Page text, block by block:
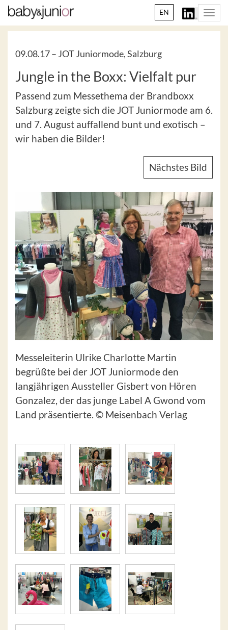
EN
09.08.17 – JOT Juniormode, Salzburg
Jungle in the Boxx: Vielfalt pur
Passend zum Messethema der Brandboxx
Salzburg zeigte sich die JOT Juniormode am 6.
und 7. August auffallend bunt und exotisch –
wir haben die Bilder!
Nächstes Bild
Messeleiterin Ulrike Charlotte Martin
begrüßte bei der JOT Juniormode den
langjährigen Aussteller Gisbert von Hören
Gonzalez, der das junge Label A Gwond vom
Land präsentierte. © Meisenbach Verlag